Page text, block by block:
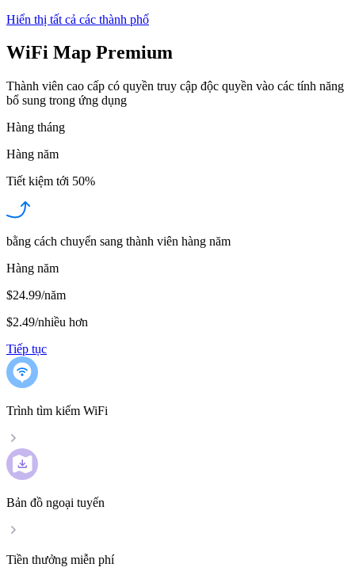
Hiển thị tất cả các thành phố
WiFi Map Premium
Thành viên cao cấp có quyền truy cập độc quyền vào các tính năng
bổ sung trong ứng dụng
Hàng tháng
Hàng năm
Tiết kiệm tới 50%
bằng cách chuyển sang thành viên hàng năm
Hàng năm
$24.99/năm
$2.49/nhiều hơn
Tiếp tục
Trình tìm kiếm WiFi
Bản đồ ngoại tuyến
Tiền thưởng miễn phí